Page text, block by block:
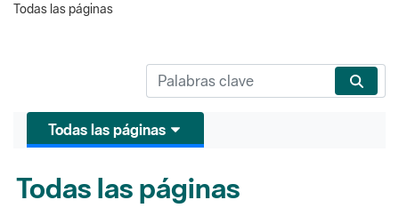
Todas las páginas
Todas las páginas
Todas las páginas